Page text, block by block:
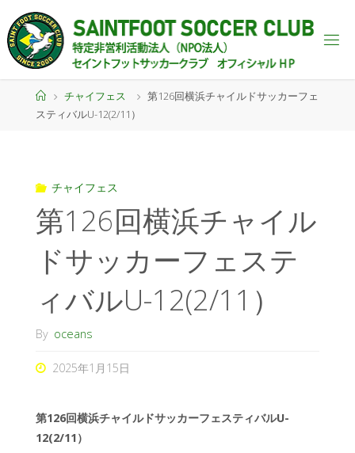
チャイフェス
第126回横浜チャイルドサッカーフェ
スティバルU-12(2/11）
チャイフェス
第126回横浜チャイル
ドサッカーフェステ
ィバルU-12(2/11）
By oceans
2025年1月15日
第126回横浜チャイルドサッカーフェスティバルU-
12(2/11）